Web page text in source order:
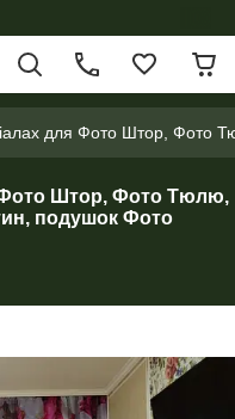
для Фото Штор, Фото
Фото Штор, Фото Тюлю,
подушок Фото